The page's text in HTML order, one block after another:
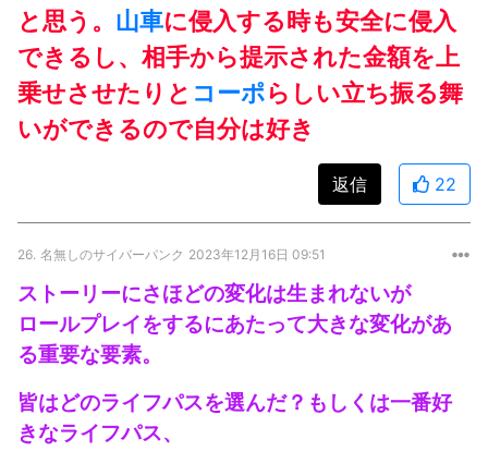
と思う。 山車に侵入する時も安全に侵入
できるし、相手から提示された金額を上
乗せさせたりと コーポらしい立ち振る舞
いができるので自分は好き
返信 22
26. 名無しのサイバーパンク 2023年12月16日 09:51
ストーリーにさほどの変化は生まれないが
ロールプレイをするにあたって大きな変化があ
る重要な要素。
皆はどのライフパスを選んだ？もしくは一番好
きなライフパス、